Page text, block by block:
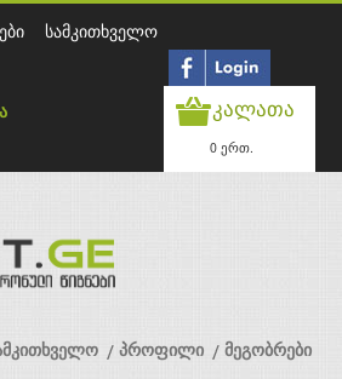
სამკითხველო
კალათა
0 ერთ.
პროფილი მეგობრები